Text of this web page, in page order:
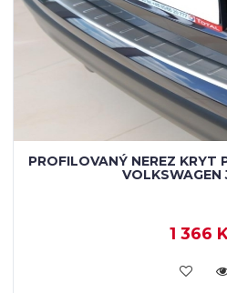
PROFILOVANÝ NEREZ KRYT
VOLKSWAGEN
1 366